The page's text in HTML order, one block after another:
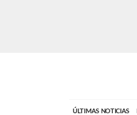
ÚLTIMAS NOTICIAS